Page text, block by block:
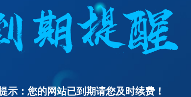
示：您的网站已到期请您及时续费！